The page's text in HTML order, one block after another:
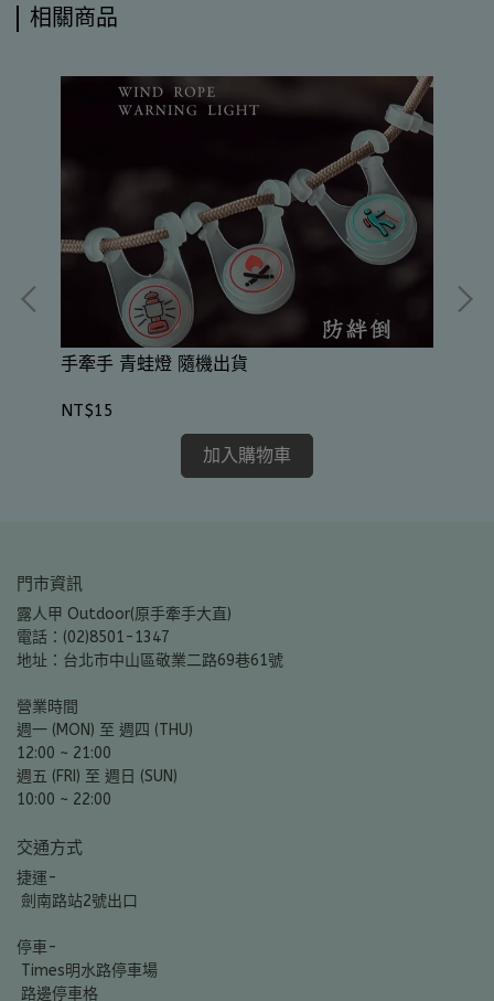
相關商品
手牽手 青蛙燈 隨機出貨
NT$15
加入購物車
門市資訊
露人甲 Outdoor(原手牽手大直)
電話：(02)8501-1347
地址：台北市中山區敬業二路69巷61號
營業時間
週一 (MON) 至 週四 (THU)
12:00 ~ 21:00
週五 (FRI) 至 週日 (SUN)
10:00 ~ 22:00
交通方式
捷運-
劍南路站2號出口
停車-
Times明水路停車場
路邊停車格